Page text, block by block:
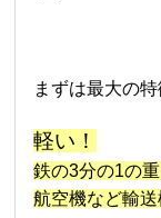
まずは最大の
軽い！
鉄の3分の1の
航空機など輸送